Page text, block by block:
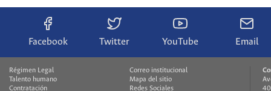
Facebook Twitter YouTube Email
Régimen Legal
Talento humano
Contratación
Correo institucional
Mapa del sitio
Redes Sociales